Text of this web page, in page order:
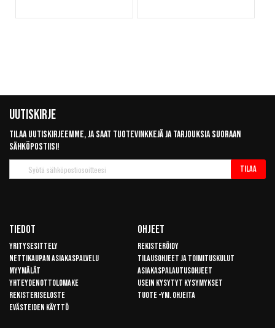
Uutiskirje
Tilaa uutiskirjeemme, ja saat tuotevinkkejä ja tarjouksia suoraan
sähköpostiisi!
uutiskirje
Tilaa
Tiedot
Yritysesittely
Nettikaupan asiakaspalvelu
Myymälät
Yhteydenottolomake
Rekisteriseloste
Evästeiden käyttö
Ohjeet
Rekisteröidy
Tilausohjeet ja toimituskulut
Asiakaspalautusohjeet
Usein kysytyt kysymykset
Tuote -ym. ohjeita